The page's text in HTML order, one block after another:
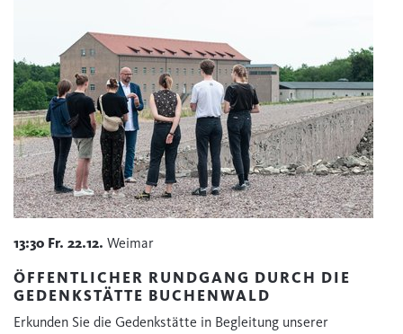
13:30 Fr. 22.12. Weimar
ÖFFENTLICHER RUNDGANG DURCH DIE
GEDENKSTÄTTE BUCHENWALD
Erkunden Sie die Gedenkstätte in Begleitung unserer